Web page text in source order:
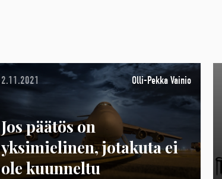
2.11.2021 Olli-Pekka Vainio
Jos päätös on
yksimielinen, jotakuta ei
ole kuunneltu